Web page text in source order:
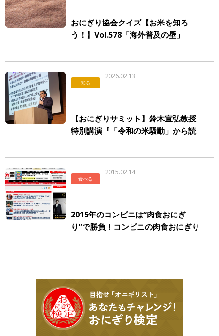
おにぎり協会クイズ【お米を知ろ
う！】Vol.578「海外普及の壁」
知る
2026.02.13
【おにぎりサミット】鈴木宣弘教授
特別講演『「令和の米騒動」から読
いでいるのか』オフィシャルレポー
食べる
2015.02.14
2015年のコンビニは“肉食おにぎ
り”で勝負！コンビニの肉食おにぎり